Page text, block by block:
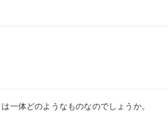
一体どのようなものなのでしょうか。